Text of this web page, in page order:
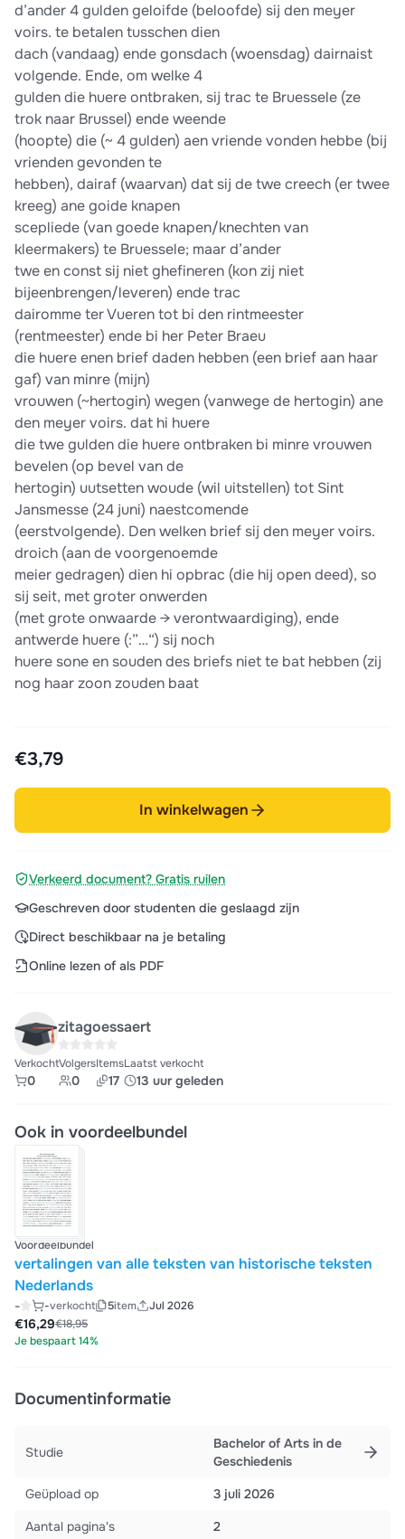
d’ander 4 gulden geloifde (beloofde) sij den meyer
voirs. te betalen tusschen dien
dach (vandaag) ende gonsdach (woensdag) dairnaist
volgende. Ende, om welke 4
gulden die huere ontbraken, sij trac te Bruessele (ze
trok naar Brussel) ende weende
(hoopte) die (~ 4 gulden) aen vriende vonden hebbe (bij
vrienden gevonden te
hebben), dairaf (waarvan) dat sij de twe creech (er twee
kreeg) ane goide knapen
scepliede (van goede knapen/knechten van
kleermakers) te Bruessele; maar d’ander
twe en const sij niet ghefineren (kon zij niet
bijeenbrengen/leveren) ende trac
dairomme ter Vueren tot bi den rintmeester
(rentmeester) ende bi her Peter Braeu
die huere enen brief daden hebben (een brief aan haar
gaf) van minre (mijn)
vrouwen (~hertogin) wegen (vanwege de hertogin) ane
den meyer voirs. dat hi huere
die twe gulden die huere ontbraken bi minre vrouwen
bevelen (op bevel van de
hertogin) uutsetten woude (wil uitstellen) tot Sint
Jansmesse (24 juni) naestcomende
(eerstvolgende). Den welken brief sij den meyer voirs.
droich (aan de voorgenoemde
meier gedragen) dien hi opbrac (die hij open deed), so
sij seit, met groter onwerden
(met grote onwaarde → verontwaardiging), ende
antwerde huere (:”…“) sij noch
huere sone en souden des briefs niet te bat hebben (zij
nog haar zoon zouden baat
€3,79
In winkelwagen
Verkeerd document? Gratis ruilen
Geschreven door studenten die geslaagd zijn
Direct beschikbaar na je betaling
Online lezen of als PDF
zitagoessaert
Verkocht
0
Volgers
0
Items
17
Laatst verkocht
13 uur geleden
Ook in voordeelbundel
Voordeelbundel
vertalingen van alle teksten van historische teksten
Nederlands
- -verkocht 5item
Jul 2026
€18,95
€16,29
Je bespaart 14%
Documentinformatie
Studie
Bachelor of Arts in de
Geschiedenis
Geüpload op
3 juli 2026
Aantal pagina's
2